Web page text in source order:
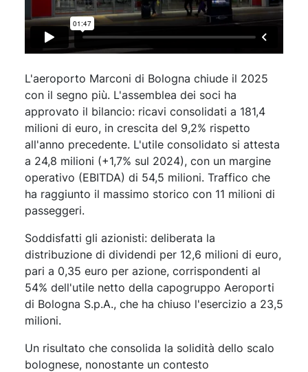
L'aeroporto Marconi di Bologna chiude il 2025
con il segno più. L'assemblea dei soci ha
approvato il bilancio: ricavi consolidati a 181,4
milioni di euro, in crescita del 9,2% rispetto
all'anno precedente. L'utile consolidato si attesta
a 24,8 milioni (+1,7% sul 2024), con un margine
operativo (EBITDA) di 54,5 milioni. Traffico che
ha raggiunto il massimo storico con 11 milioni di
passeggeri.
Soddisfatti gli azionisti: deliberata la
distribuzione di dividendi per 12,6 milioni di euro,
pari a 0,35 euro per azione, corrispondenti al
54% dell'utile netto della capogruppo Aeroporti
di Bologna S.p.A., che ha chiuso l'esercizio a 23,5
milioni.
Un risultato che consolida la solidità dello scalo
bolognese, nonostante un contesto